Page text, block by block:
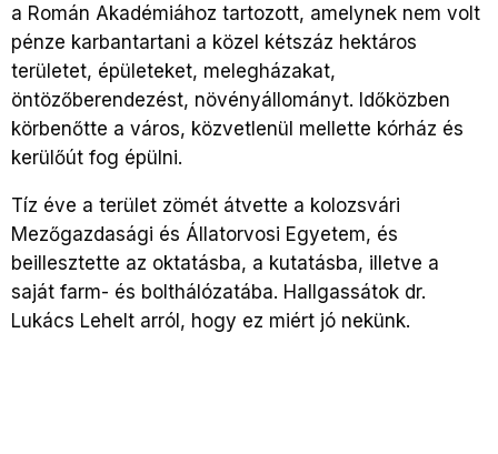
a Román Akadémiához tartozott, amelynek nem volt
pénze karbantartani a közel kétszáz hektáros
területet, épületeket, melegházakat,
öntözőberendezést, növényállományt. Időközben
körbenőtte a város, közvetlenül mellette kórház és
kerülőút fog épülni.
Tíz éve a terület zömét átvette a kolozsvári
Mezőgazdasági és Állatorvosi Egyetem, és
beillesztette az oktatásba, a kutatásba, illetve a
saját farm- és bolthálózatába. Hallgassátok dr.
Lukács Lehelt arról, hogy ez miért jó nekünk.